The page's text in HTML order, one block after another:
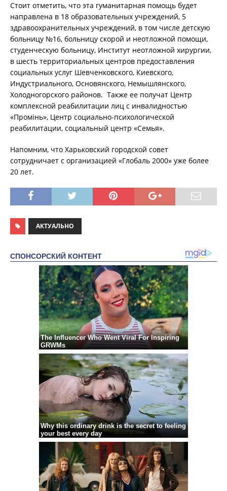
Стоит отметить, что эта гуманитарная помощь будет
направлена в 18 образовательных учреждений, 5
здравоохранительных учреждений, в том числе детскую
больницу №16, больницу скорой и неотложной помощи,
студенческую больницу, Институт неотложной хирургии,
в шесть территориальных центров предоставления
социальных услуг Шевченковского, Киевского,
Индустриального, Основянского, Немышлянского,
Холодногорского районов. Также ее получат Центр
комплексной реабилитации лиц с инвалидностью
«Промінь», Центр социально-психологической
реабилитации, социальный центр «Семья».
Напомним, что Харьковский городской совет
сотрудничает с организацией «Глобаль 2000» уже более
20 лет.
АКТУАЛЬНО